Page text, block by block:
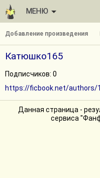
МЕНЮ
Добавление произведения
Катюшко165
Подписчиков: 0
https://ficbook.net/authors/
Данная страница -
сервиса